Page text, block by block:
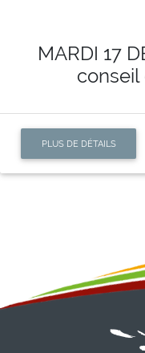
MARDI 17
PLUS DE DÉTAILS